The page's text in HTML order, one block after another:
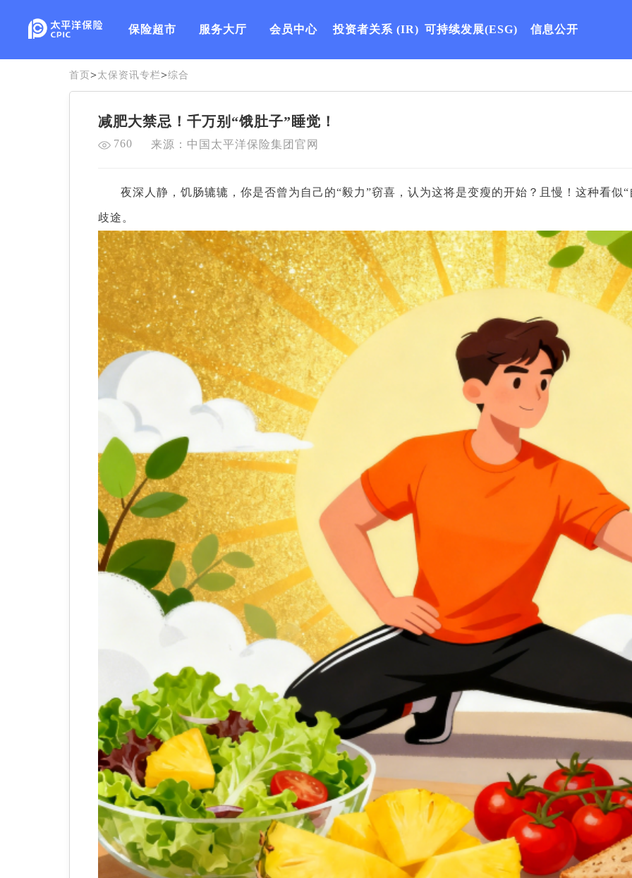
保险超市 服务大厅 会员中心 投资者关系 (IR) 可持续发展(ESG) 信息公开
首页>太保资讯专栏>综合
减肥大禁忌！千万别“饿肚子”睡觉！
760 来源：中国太平洋保险集团官网
夜深人静，饥肠辘辘，你是否曾为自己的“毅力”窃喜，认为这将是变瘦的开始？且慢！这种看似
歧途。